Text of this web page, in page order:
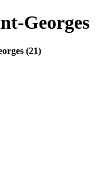
Georges
(21)